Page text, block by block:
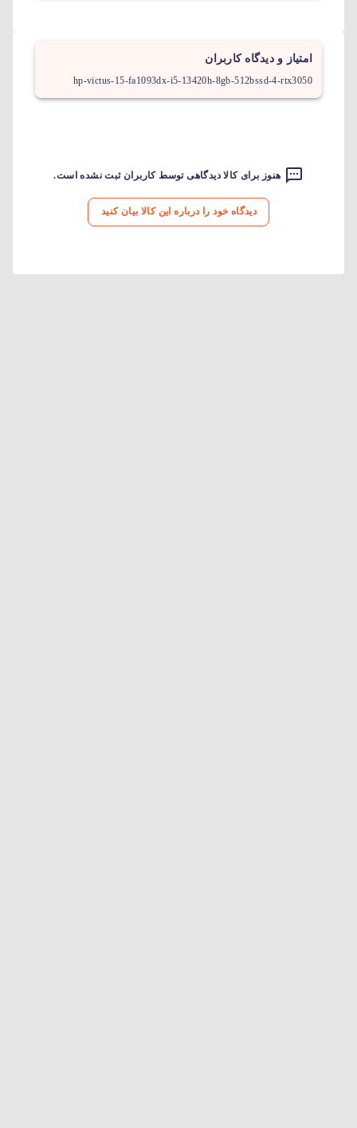
امتیاز و دیدگاه کاربران
hp-victus-15-fa1093dx-i5-13420h-8gb-512bssd-4-rtx3050
هنوز برای کالا دیدگاهی توسط کاربران ثبت نشده است.
دیدگاه خود را درباره این کالا بیان کنید